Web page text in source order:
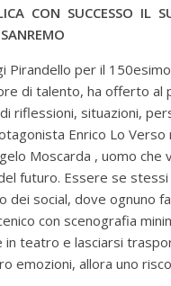
CON SUCCESSO IL
Pirandello per il
di talento, ha offerto al
riflessioni, situazioni,
Enrico Lo
Moscarda , uomo che
futuro. Essere se stessi
dei social, dove ognuno
con scenografia
teatro e lasciarsi
emozioni, allora uno